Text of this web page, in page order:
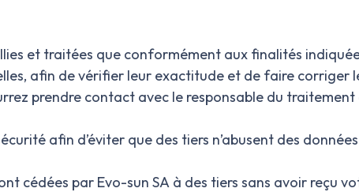
et traitées que conformément aux finalités
afin de vérifier leur exactitude et de faire corriger
prendre contact avec le responsable du
afin d’éviter que des tiers n’abusent des
cédées par Evo-sun SA à des tiers sans avoir reçu